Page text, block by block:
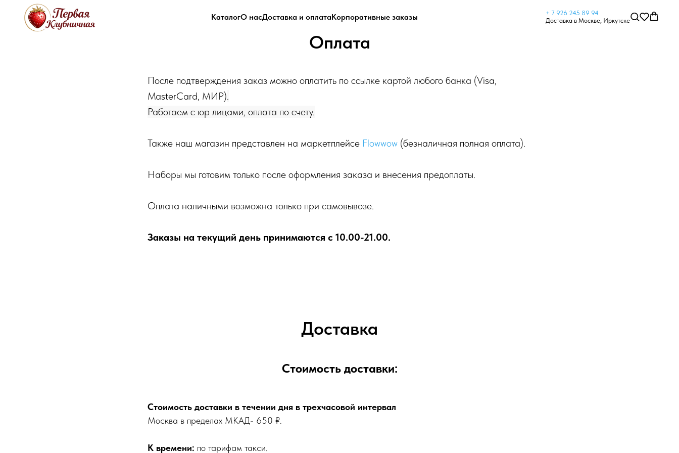
КаталогО насДоставка и оплатаКорпоративные заказы
+ 7 926 245 89 94
Доставка в Москве, Иркутске
Оплата
После подтверждения заказ можно оплатить по ссылке картой любого банка (Visa,
MasterCard, МИР).
Работаем с юр лицами, оплата по счету.
Также наш магазин представлен на маркетплейсе Flowwow (безналичная полная оплата).
Наборы мы готовим только после оформления заказа и внесения предоплаты.
Оплата наличными возможна только при самовывозе.
Заказы на текущий день принимаются с 10.00-21.00.
Доставка
Стоимость доставки:
Стоимость доставки в течении дня в трехчасовой интервал
Москва в пределах МКАД- 650 ₽.
К времени: по тарифам такси.